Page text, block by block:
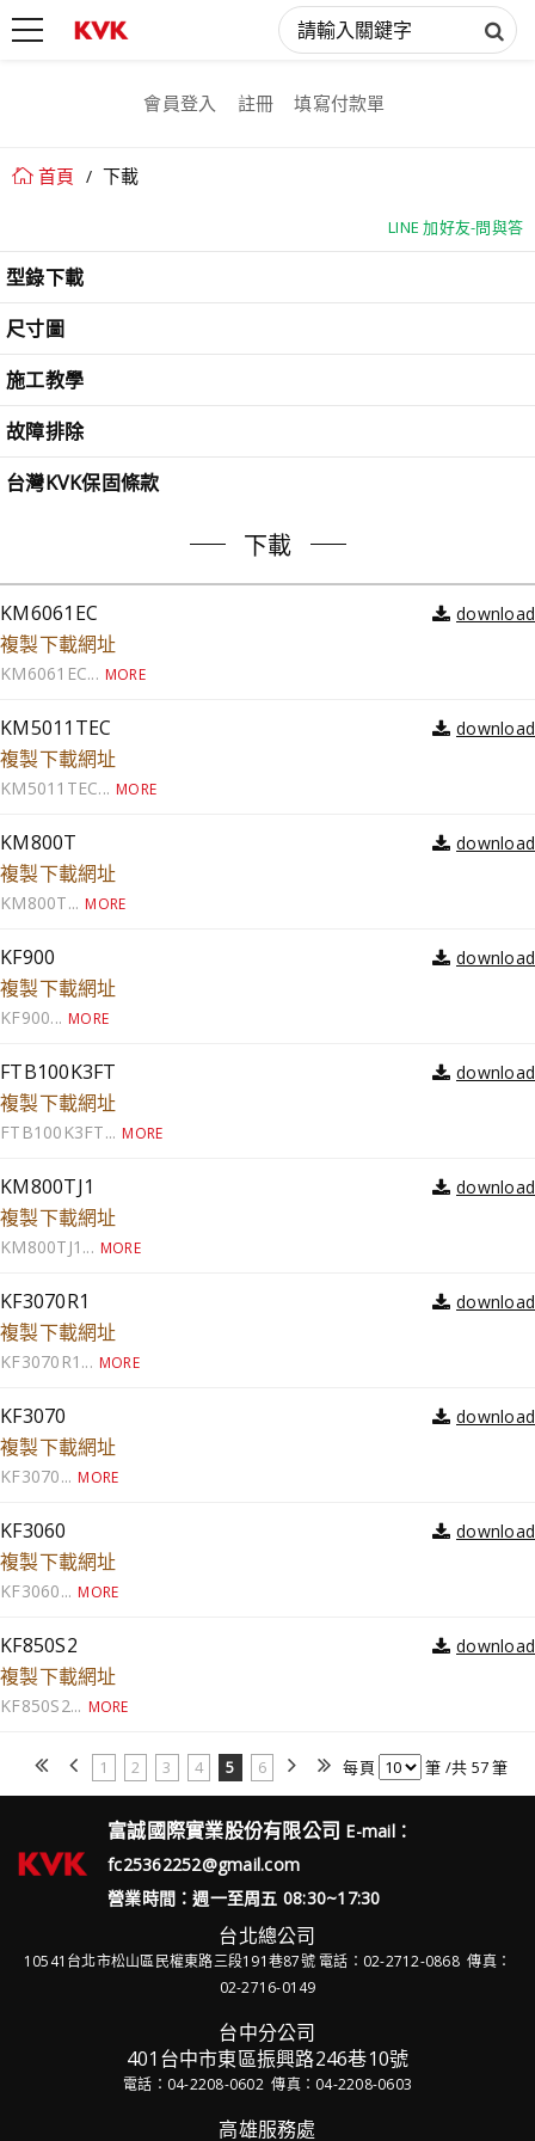
會員登入 註冊 填寫付款單
首頁 下載
LINE 加好友-問與答
型錄下載
尺寸圖
施工教學
故障排除
台灣KVK保固條款
下載
KM6061EC
複製下載網址
KM6061EC... MORE
KM5011TEC
複製下載網址
KM5011TEC... MORE
KM800T
複製下載網址
KM800T... MORE
KF900
複製下載網址
KF900... MORE
FTB100K3FT
複製下載網址
FTB100K3FT... MORE
KM800TJ1
複製下載網址
KM800TJ1... MORE
KF3070R1
複製下載網址
KF3070R1... MORE
KF3070
複製下載網址
KF3070... MORE
KF3060
複製下載網址
KF3060... MORE
KF850S2
複製下載網址
KF850S2... MORE
1 2 3 4 5 6 每頁 筆 /共 57 筆
富誠國際實業股份有限公司 E-mail：
fc25362252@gmail.com
營業時間：週一至周五 08:30~17:30
台北總公司
10541台北市松山區民權東路三段191巷87號電話：02-2712-0868 傳真：
02-2716-0149
台中分公司
401台中市東區振興路246巷10號
電話：04-2208-0602 傳真：04-2208-0603
高雄服務處